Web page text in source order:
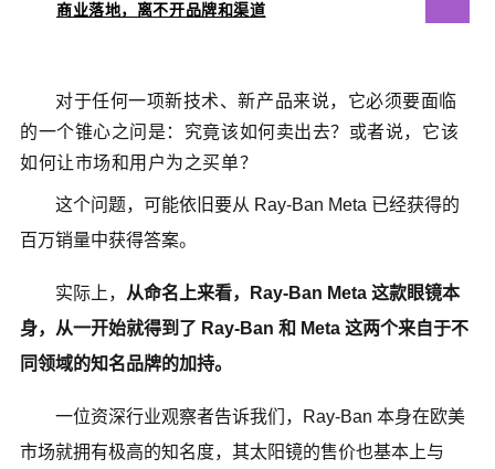
商业落地，离不开品牌和渠道
对于任何一项新技术、新产品来说，它必须要面临
的一个锥心之问是：究竟该如何卖出去？或者说，它该
如何让市场和用户为之买单？
这个问题，可能依旧要从 Ray-Ban Meta 已经获得的
百万销量中获得答案。
实际上， 从命名上来看，Ray-Ban Meta 这款眼镜本
身，从一开始就得到了 Ray-Ban 和 Meta 这两个来自于不
同领域的知名品牌的加持。
一位资深行业观察者告诉我们，Ray-Ban 本身在欧美
市场就拥有极高的知名度，其太阳镜的售价也基本上与